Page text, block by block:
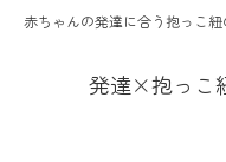
赤ちゃんの発達に合う抱っこ
発達×抱っこ